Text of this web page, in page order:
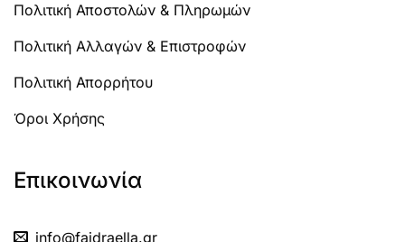
Πολιτική Αποστολών & Πληρωμών
Πολιτική Αλλαγών & Επιστροφών
Πολιτική Απορρήτου
Όροι Χρήσης
Επικοινωνία
info@faidraella.gr